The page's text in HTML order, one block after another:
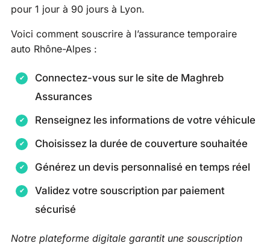
pour 1 jour à 90 jours à Lyon.
Voici comment souscrire à l’assurance temporaire
auto Rhône-Alpes :
Connectez-vous sur le site de Maghreb
Assurances
Renseignez les informations de votre véhicule
Choisissez la durée de couverture souhaitée
Générez un devis personnalisé en temps réel
Validez votre souscription par paiement
sécurisé
Notre plateforme digitale garantit une souscription